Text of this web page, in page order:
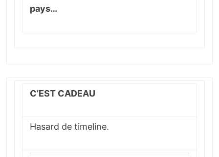
pays…
C’EST CADEAU
Hasard de timeline.